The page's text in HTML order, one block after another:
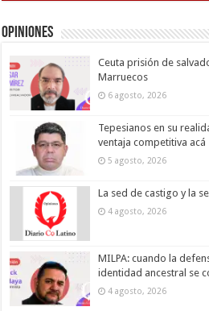
Opiniones
Ceuta prisión de
Marruecos
6 agosto, 2026
Tepesianos en su
ventaja competitiva acá
5 agosto, 2026
La sed de castigo y la
4 agosto, 2026
MILPA: cuando la
identidad ancestral se
4 agosto, 2026